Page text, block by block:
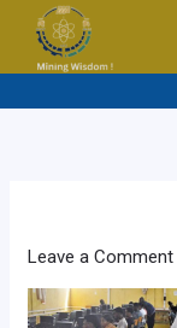
content
Leave a Comment